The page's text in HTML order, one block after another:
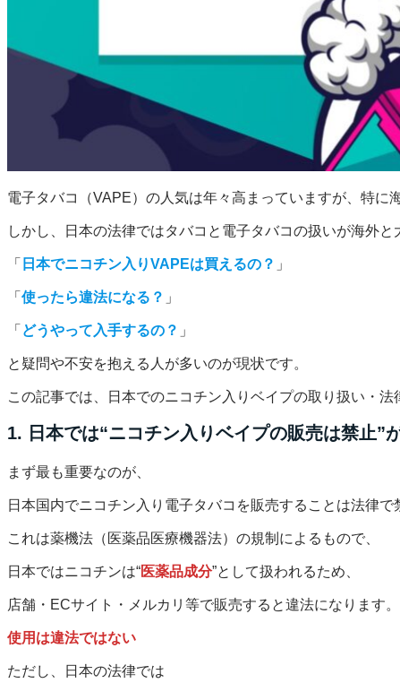
電子タバコ（VAPE）の人気は年々高まっていますが、特
しかし、日本の法律ではタバコと電子タバコの扱いが海外と
「 日本でニコチン入りVAPEは買えるの？ 」
「 使ったら違法になる？ 」
「 どうやって入手するの？ 」
と疑問や不安を抱える人が多いのが現状です。
この記事では、日本でのニコチン入りベイプの取り扱い・
1. 日本では“ニコチン入りベイプの販売は禁止”
まず最も重要なのが、
日本国内でニコチン入り電子タバコを販売することは法律で
これは薬機法（医薬品医療機器法）の規制によるもので、
日本ではニコチンは“医薬品成分”として扱われるため、
店舗・ECサイト・メルカリ等で販売すると違法になります。
使用は違法ではない
ただし、日本の法律では